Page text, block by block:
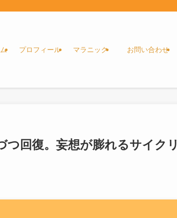
プロフィール マラニック お問い合わせ
つ回復。妄想が膨れるサイクリ